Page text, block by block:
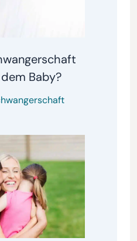
Baby?